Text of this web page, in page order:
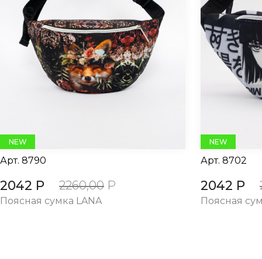
NEW
Арт. 8790
2042 Р 2260,00 Р
Поясная сумка LANA
NEW
Арт. 8702
2042 Р
Поясная